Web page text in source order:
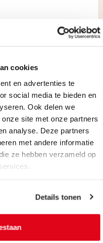
cookies
en advertenties te
social media te bieden en
Ook delen we
site met onze partners
analyse. Deze partners
met andere informatie
ze hebben verzameld op
Details tonen
an illusion, or maybe it's just